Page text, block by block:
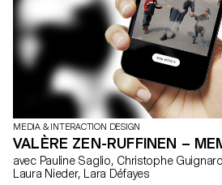
MEDIA & INTERACTION DESIGN
VALÈRE ZEN-RUFFINEN –
avec Pauline Saglio, Christophe Guignard, Alain Bellet, Gaël Hugo,
Laura Nieder, Lara Défayes